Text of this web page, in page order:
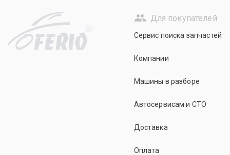
R
Для покупателей
Сервис поиска запчастей
Компании
Машины в разборе
Автосервисам и СТО
Доставка
Оплата